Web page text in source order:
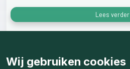
Lees verder
Wij gebruiken cookies